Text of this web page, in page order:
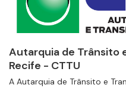
Autarquia de Trânsito
Recife - CTTU
A Autarquia de Trânsito e